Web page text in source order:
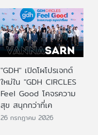
"GDH" เปิดโผโปรเจกต์
ใหม่ใน "GDH CIRCLES
Feel Good โคจรความ
สุข สนุกกว่าที่เค
26 กรกฎาคม 2026